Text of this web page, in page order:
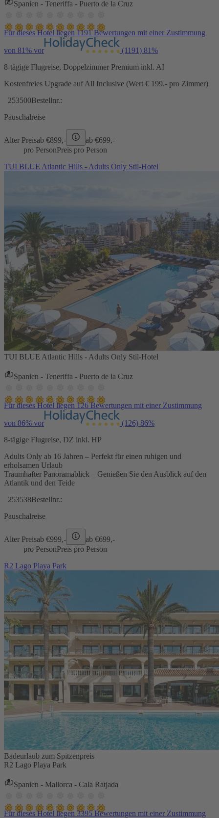
Spanien - Teneriffa - Puerto de la Cruz
Für dieses Hotel liegen 1191 Bewertungen mit einer Zustimmung
von 81% vor (1191) 81%
8-tägige Flugreise, Doppelzimmer Premium inkl. AI
Kostenfreies Upgrade auf All Inclusive (Wert € 199.- pro Zimmer)
253500Bestellnr.:
Pauschalreise
Alter Preisab €899,- ab €699,-
pro PersonPreis pro Person
TUI BLUE Atlantic Hills - Adults Only Stil-Hotel
TUI BLUE Atlantic Hills - Adults Only Stil-Hotel
Spanien - Teneriffa - Puerto de la Cruz
Für dieses Hotel liegen 126 Bewertungen mit einer Zustimmung
von 86% vor (126) 86%
8-tägige Flugreise, DZ inkl. HP
Adults Only ab 16 Jahren – Perfekt für einen ruhigen und
erholsamen Urlaub
Traumhafter Panoramablick – Genießen Sie den Ausblick auf den
Atlantik und den Teide
253538Bestellnr.:
Pauschalreise
Alter Preisab €999,- ab €699,-
pro PersonPreis pro Person
R2 Lago Playa Park
Badeurlaub zum Spitzenpreis
R2 Lago Playa Park
Spanien - Mallorca - Cala Ratjada
Für dieses Hotel liegen 3395 Bewertungen mit einer Zustimmung